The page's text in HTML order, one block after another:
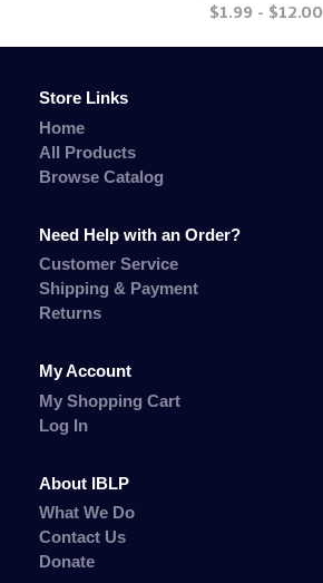
$1.99 - $12.00
Store Links
Home
All Products
Browse Catalog
Need Help with an Order?
Customer Service
Shipping & Payment
Returns
My Account
My Shopping Cart
Log In
About IBLP
What We Do
Contact Us
Donate